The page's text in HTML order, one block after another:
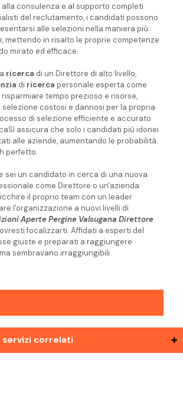
consulenza e al supporto completi
del reclutamento, i candidati possono
alle selezioni nella maniera più
mettendo in risalto le proprie competenze
mirato ed efficace.
ricerca di un Direttore di alto livello,
di ricerca personale esperta come
tempo prezioso e risorse,
costosi e dannosi per la propria
di selezione efficiente e accurato
assicura che solo i candidati più idonei
alle aziende, aumentando le probabilità
perfetto.
sei un candidato in cerca di una nuova
come Direttore o un'azienda
il proprio team con un leader
l'organizzazione a nuovi livelli di
Aperte Pergine Valsugana Direttore
focalizzarti. Affidati a esperti del
giuste e preparati a raggiungere
sembravano irraggiungibili.
servizi correlati